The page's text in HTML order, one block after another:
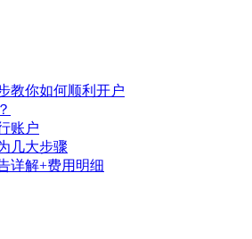
教你如何顺利开户
账户
几大步骤
详解+费用明细